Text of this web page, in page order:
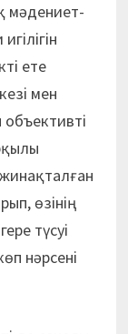
мәде­ниет­
ете
мен
өзінің
түсуі
нәрсені